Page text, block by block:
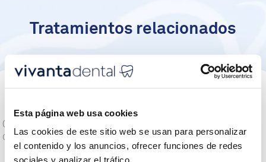
Esta página web usa cookies
Las cookies de este sitio web se usan para personalizar
el contenido y los anuncios, ofrecer funciones de redes
Tratamientos relacionados
inmediata
Colocación
del número
de
Rehabilitación
sobre implantes
implantes